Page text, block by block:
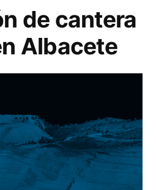
de cantera
Albacete